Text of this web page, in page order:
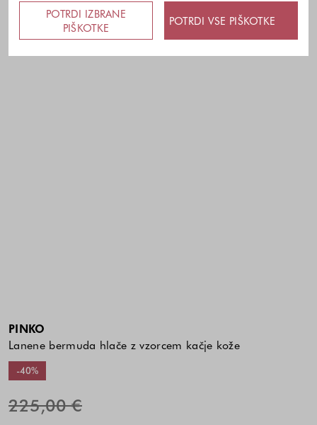
PINKO
Lanene bermuda hlače z vzorcem kačje kože
-40%
225,00 €
POTRDI IZBRANE
PIŠKOTKE
POTRDI VSE PIŠKOTKE